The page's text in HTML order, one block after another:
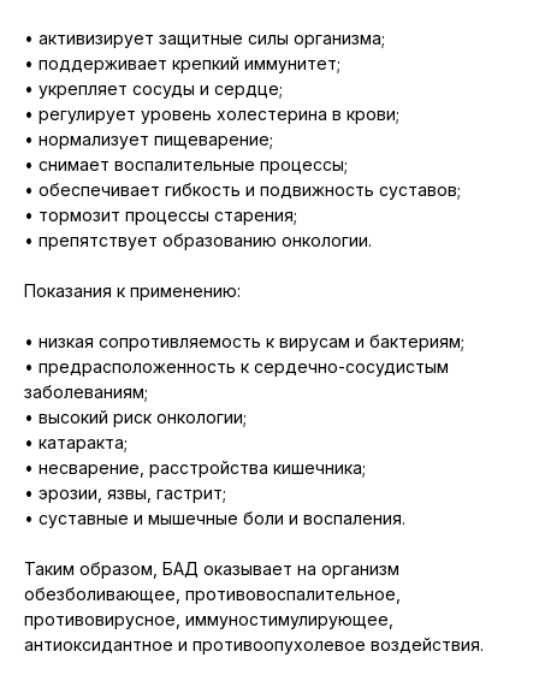
• активизирует защитные силы организма;
• поддерживает крепкий иммунитет;
• укрепляет сосуды и сердце;
• регулирует уровень холестерина в крови;
• нормализует пищеварение;
• снимает воспалительные процессы;
• обеспечивает гибкость и подвижность суставов;
• тормозит процессы старения;
• препятствует образованию онкологии.
Показания к применению:
• низкая сопротивляемость к вирусам и бактериям;
• предрасположенность к сердечно-сосудистым
заболеваниям;
• высокий риск онкологии;
• катаракта;
• несварение, расстройства кишечника;
• эрозии, язвы, гастрит;
• суставные и мышечные боли и воспаления.
Таким образом, БАД оказывает на организм
обезболивающее, противовоспалительное,
противовирусное, иммуностимулирующее,
антиоксидантное и противоопухолевое воздействия.